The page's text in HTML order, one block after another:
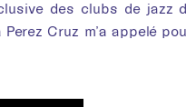
des clubs de jazz
Cruz m’a appelé